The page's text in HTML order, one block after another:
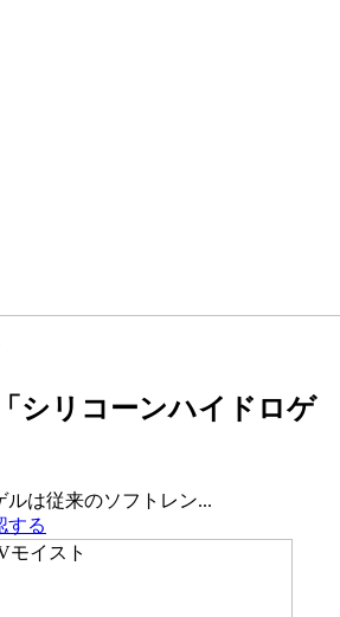
シリコーンハイドロゲ
ルは従来のソフトレン...
する